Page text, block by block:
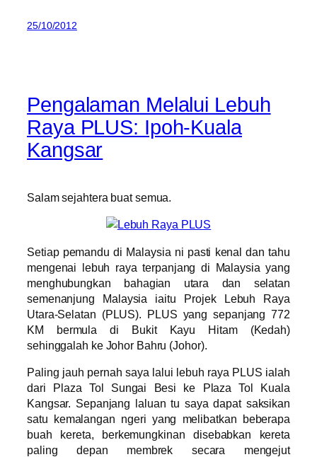
25/10/2012
Pengalaman Melalui Lebuh
Raya PLUS: Ipoh-Kuala
Kangsar
Salam sejahtera buat semua.
Setiap pemandu di Malaysia ni pasti kenal dan tahu
mengenai lebuh raya terpanjang di Malaysia yang
menghubungkan bahagian utara dan selatan
semenanjung Malaysia iaitu Projek Lebuh Raya
Utara-Selatan (PLUS). PLUS yang sepanjang 772
KM bermula di Bukit Kayu Hitam (Kedah)
sehinggalah ke Johor Bahru (Johor).
Paling jauh pernah saya lalui lebuh raya PLUS ialah
dari Plaza Tol Sungai Besi ke Plaza Tol Kuala
Kangsar. Sepanjang laluan tu saya dapat saksikan
satu kemalangan ngeri yang melibatkan beberapa
buah kereta, berkemungkinan disebabkan kereta
paling depan membrek secara mengejut